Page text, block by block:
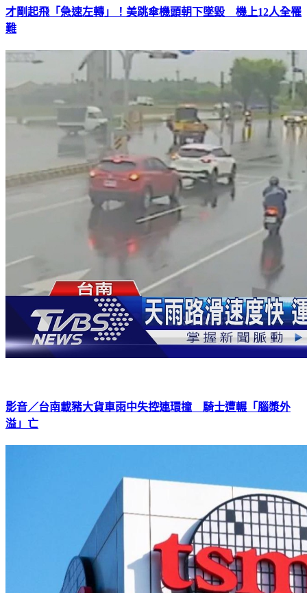
才剛起飛「急速左轉」！美跳傘機頭朝下墜毀 機上12人全罹
難
影音／台南載豬大貨車雨中失控連環撞 騎士遭輾「腦漿外
溢」亡